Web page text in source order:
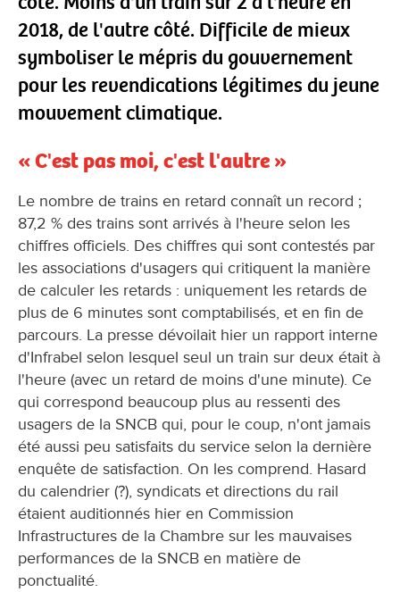
2018, de l'autre côté. Difficile de mieux
symboliser le mépris du gouvernement
pour les revendications légitimes du jeune
mouvement climatique.
« C'est pas moi, c'est l'autre »
Le nombre de trains en retard connaît un record ;
87,2 % des trains sont arrivés à l'heure selon les
chiffres officiels. Des chiffres qui sont contestés par
les associations d'usagers qui critiquent la manière
de calculer les retards : uniquement les retards de
plus de 6 minutes sont comptabilisés, et en fin de
parcours. La presse dévoilait hier un rapport interne
d'Infrabel selon lesquel seul un train sur deux était à
l'heure (avec un retard de moins d'une minute). Ce
qui correspond beaucoup plus au ressenti des
usagers de la SNCB qui, pour le coup, n'ont jamais
été aussi peu satisfaits du service selon la dernière
enquête de satisfaction. On les comprend. Hasard
du calendrier (?), syndicats et directions du rail
étaient auditionnés hier en Commission
Infrastructures de la Chambre sur les mauvaises
performances de la SNCB en matière de
ponctualité.